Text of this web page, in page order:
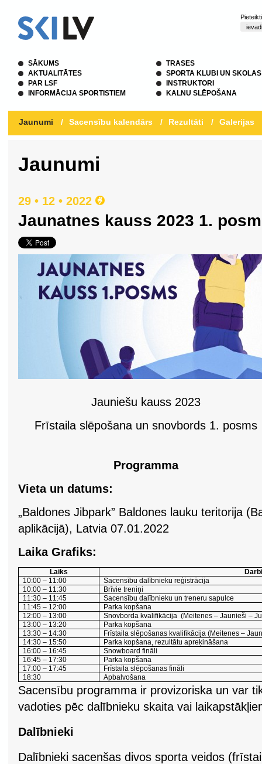
SĀKUMS
AKTUALITĀTES
PAR LSF
INFORMĀCIJA SPORTISTIEM
TRASES
SPORTA KLUBI UN SKOLAS
INSTRUKTORI
KALNU SLĒPOŠANA
Jaunumi / Sacensību kalendārs / Rezultāti / Galerijas
Jaunumi
29 • 12 • 2022
Jaunatnes kauss 2023 1.
Jauniešu kauss 2023
Frīstaila slēpošana un snovbords 1. posms
Programma
Vieta un datums:
„Baldones Jibpark” Baldones lauku teritorija
aplikācijā), Latvia 07.01.2022
Laika Grafiks:
Laiks
10:00 – 11:00
Sacensību dalībnieku reģistrācija
10:00 – 11:30
Brīvie treniņi
11:30 – 11:45
Sacensību dalībnieku un treneru sapulce
11:45 – 12:00
Parka kopšana
12:00 – 13:00
Snovborda kvalifikācija (Meitenes – Jaunieši –
13:00 – 13:20
Parka kopšana
13:30 – 14:30
Frīstaila slēpošanas kvalifikācija (Meitenes –
14:30 – 15:50
Parka kopšana, rezultātu apreķināšana
16:00 – 16:45
Snowboard fināli
16:45 – 17:30
Parka kopšana
17:00 – 17:45
Frīstaila slēpošanas fināli
18:30
Apbalvošana
Sacensību programma ir provizoriska un var
vadoties pēc dalībnieku skaita vai
Dalībnieki
Dalībnieki sacenšas divos sporta veidos